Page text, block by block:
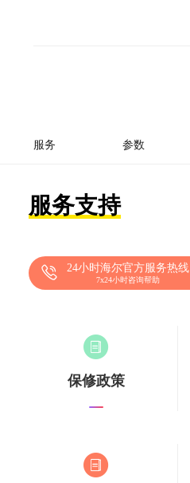
服务 参数
服务支持
24小时海尔官方服务热线
7x24小时咨询帮助
保修政策